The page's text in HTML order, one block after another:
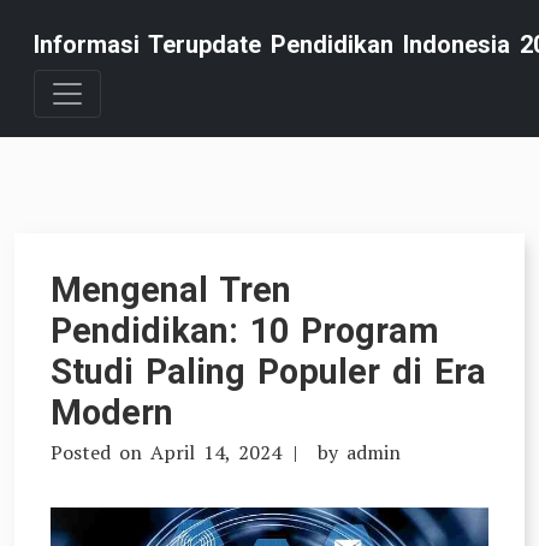
content
Informasi Terupdate Pendidikan Indonesia
Mengenal Tren
Pendidikan: 10 Program
Studi Paling Populer di Era
Modern
Posted on April 14, 2024 by admin